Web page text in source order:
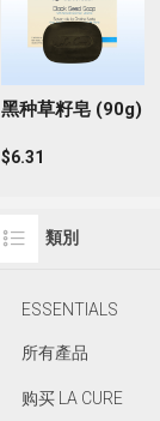
黑种草籽皂 (90g)
$6.31
類別
ESSENTIALS
所有產品
购买 LA CURE